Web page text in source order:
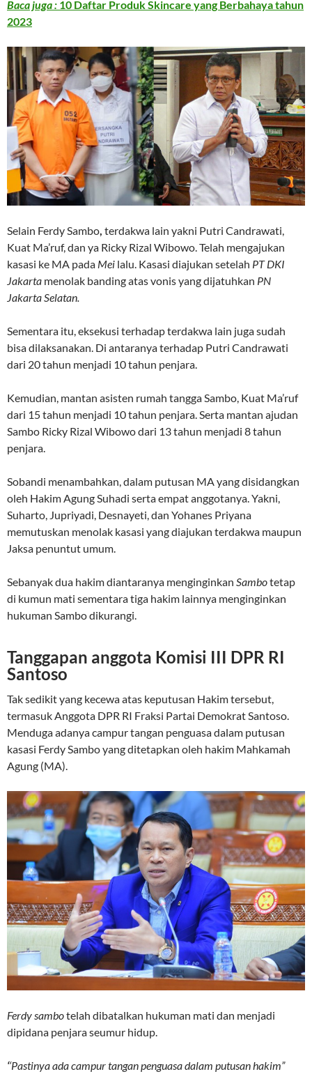
Baca juga : 10 Daftar Produk Skincare yang Berbahaya tahun
2023
Selain Ferdy Sambo, terdakwa lain yakni Putri Candrawati,
Kuat Ma’ruf, dan ya Ricky Rizal Wibowo. Telah mengajukan
kasasi ke MA pada Mei lalu. Kasasi diajukan setelah PT DKI
Jakarta menolak banding atas vonis yang dijatuhkan PN
Jakarta Selatan.
Sementara itu, eksekusi terhadap terdakwa lain juga sudah
bisa dilaksanakan. Di antaranya terhadap Putri Candrawati
dari 20 tahun menjadi 10 tahun penjara.
Kemudian, mantan asisten rumah tangga Sambo, Kuat Ma’ruf
dari 15 tahun menjadi 10 tahun penjara. Serta mantan ajudan
Sambo Ricky Rizal Wibowo dari 13 tahun menjadi 8 tahun
penjara.
Sobandi menambahkan, dalam putusan MA yang disidangkan
oleh Hakim Agung Suhadi serta empat anggotanya. Yakni,
Suharto, Jupriyadi, Desnayeti, dan Yohanes Priyana
memutuskan menolak kasasi yang diajukan terdakwa maupun
Jaksa penuntut umum.
Sebanyak dua hakim diantaranya menginginkan Sambotetap
di kumun mati sementara tiga hakim lainnya menginginkan
hukuman Sambo dikurangi.
Tanggapan anggota Komisi III DPR RI
Santoso
Tak sedikit yang kecewa atas keputusan Hakim tersebut,
termasuk Anggota DPR RI Fraksi Partai Demokrat Santoso.
Menduga adanya campur tangan penguasa dalam putusan
kasasi Ferdy Sambo yang ditetapkan oleh hakim Mahkamah
Agung (MA).
Ferdy sambotelah dibatalkan hukuman mati dan menjadi
dipidana penjara seumur hidup.
‘‘Pastinya ada campur tangan penguasa dalam putusan hakim”